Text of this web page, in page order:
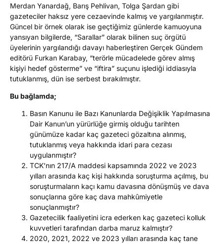
Merdan Yanardağ, Barış Pehlivan, Tolga Şardan gibi
gazeteciler haksız yere cezaevinde kalmış ve yargılanmıştır.
Güncel bir örnek olarak ise geçtiğimiz günlerde kamuoyuna
yansıyan bilgilerde, “Sarallar” olarak bilinen suç örgütü
üyelerinin yargılandığı davayı haberleştiren Gerçek Gündem
editörü Furkan Karabay, “terörle mücadelede görev almış
kişiyi hedef gösterme” ve “iftira” suçunu işlediği iddiasıyla
tutuklanmış, dün ise serbest bırakılmıştır.
Bu bağlamda;
Basın Kanunu ile Bazı Kanunlarda Değişiklik Yapılmasına
Dair Kanun’un yürürlüğe girmiş olduğu tarihten
günümüze kadar kaç gazeteci gözaltına alınmış,
tutuklanmış veya hakkında idari para cezası
uygulanmıştır?
TCK’nın 217/A maddesi kapsamında 2022 ve 2023
yılları arasında kaç kişi hakkında soruşturma açılmış, bu
soruşturmaların kaçı kamu davasına dönüşmüş ve dava
sonuçlarına göre kaç dava mahkûmiyetle
sonuçlanmıştır?
Gazetecilik faaliyetini icra ederken kaç gazeteci kolluk
kuvvetleri tarafından darba maruz kalmıştır?
2020, 2021, 2022 ve 2023 yılları arasında kaç tane